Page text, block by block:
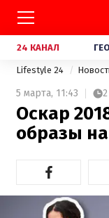
24 КАНАЛ
Lifestyle 24
5 марта, 11:43 2
Оскар
образы